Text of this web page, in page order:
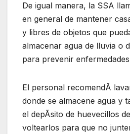
De igual manera, la SSA
en general de mantener
y libres de objetos que
almacenar agua de lluvia o
para prevenir
El personal recomendÃ
donde se almacene agua y
el depÃsito de huevecillos
voltearlos para que no